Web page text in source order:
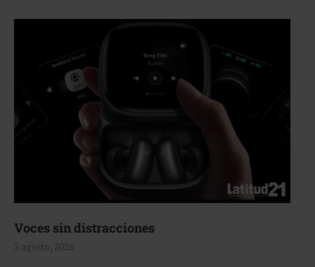
Voces sin distracciones
5 agosto, 2026